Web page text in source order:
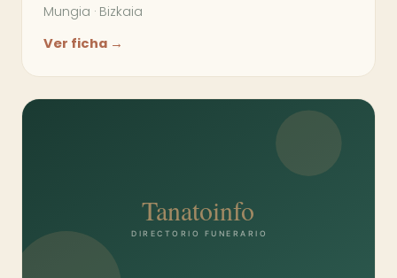
Mungia · Bizkaia
Ver ficha →